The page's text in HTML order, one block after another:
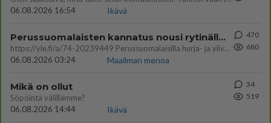
06.08.2026 16:54
Ikävä
Perussuomalaisten kannatus nousi rytinällä Ylen tänään julkaisemassa tuoreimmassa gallup-kyselyssä.
https://yle.fi/a/74-20239449 Perussuomalaisilla hurja- ja ylivoimaisesti suurin nousu tässä uudessa Ylen gallupissa. Kyl
06.08.2026 03:24
Maailman menoa
470
680
Mikä on ollut
Söpöintä välillämme?
06.08.2026 14:44
Ikävä
34
519